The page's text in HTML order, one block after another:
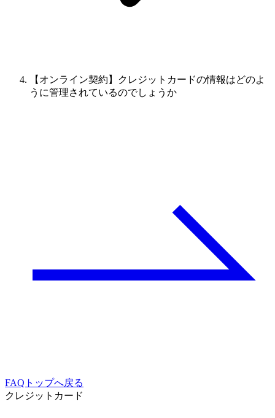
【オンライン契約】クレジットカードの情報はどのよ
うに管理されているのでしょうか
FAQトップへ戻る
クレジットカード